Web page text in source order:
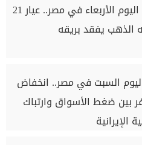
أسعار الذهب اليوم الأربعاء في مصر.. عيار 21
الذهب يفقد بريقه
السبت في مصر.. انخفاض
بين ضغط الأسواق وارتباك
الإيرانية